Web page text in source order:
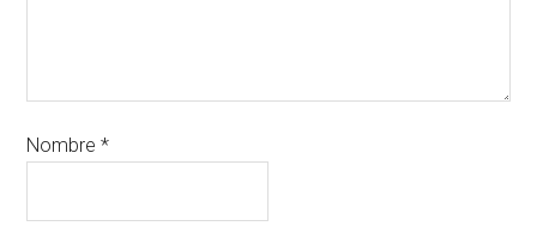
Nombre*